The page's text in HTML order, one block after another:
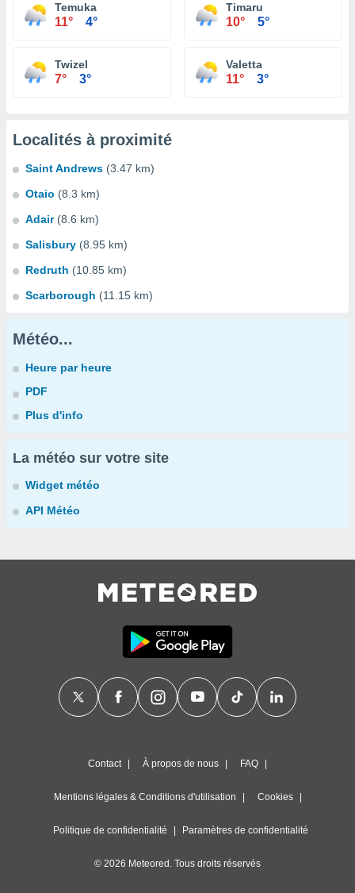
Temuka
11° 4°
Timaru
10° 5°
Twizel
7° 3°
Valetta
11° 3°
Localités à proximité
Saint Andrews (3.47 km)
Otaio (8.3 km)
Adair (8.6 km)
Salisbury (8.95 km)
Redruth (10.85 km)
Scarborough (11.15 km)
Météo...
Heure par heure
PDF
Plus d'info
La météo sur votre site
Widget météo
API Météo
Contact À propos de nous FAQ
Mentions légales & Conditions d'utilisation Cookies
Politique de confidentialité Paramètres de confidentialité
© 2026 Meteored. Tous droits réservés